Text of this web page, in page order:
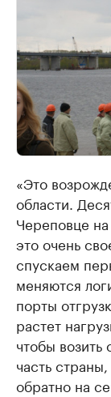
«Это
области.
Череповце
это очень
спускаем
меняются
порты
растет
чтобы
часть
обратно на